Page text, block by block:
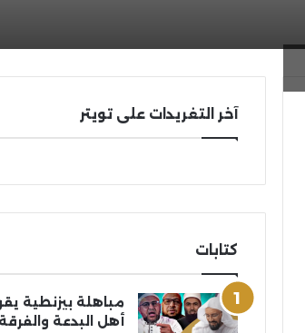
آخر التغريدات على تويتر
كتابات
مباهلة بيزنطية
أهل البدعة والفرقة